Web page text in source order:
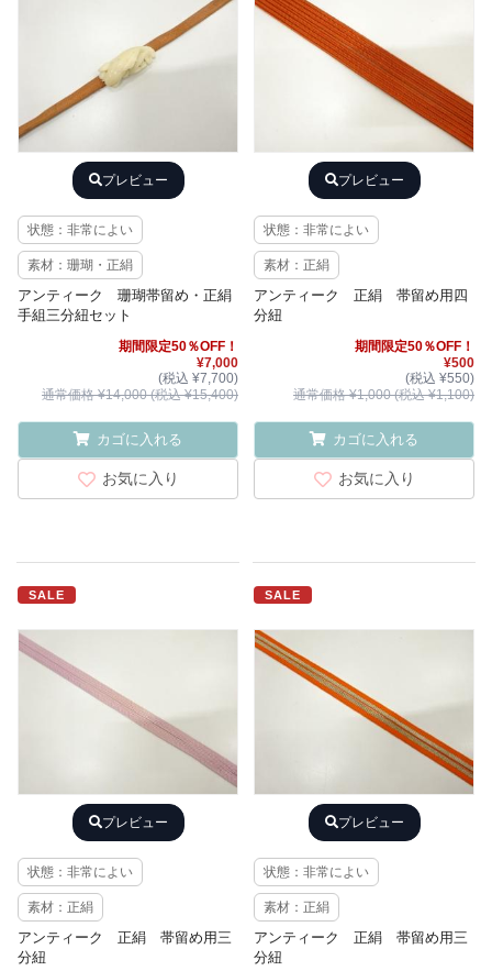
プレビュー
状態：非常によい
素材：珊瑚・正絹
アンティーク 珊瑚帯留め・正絹
手組三分紐セット
期間限定50％OFF！
¥7,000
(税込 ¥7,700)
通常価格 ¥14,000 (税込 ¥15,400)
カゴに入れる
お気に入り
プレビュー
状態：非常によい
素材：正絹
アンティーク 正絹 帯留め用四
分紐
期間限定50％OFF！
¥500
(税込 ¥550)
通常価格 ¥1,000 (税込 ¥1,100)
カゴに入れる
お気に入り
SALE
プレビュー
状態：非常によい
素材：正絹
アンティーク 正絹 帯留め用三
分紐
SALE
プレビュー
状態：非常によい
素材：正絹
アンティーク 正絹 帯留め用三
分紐